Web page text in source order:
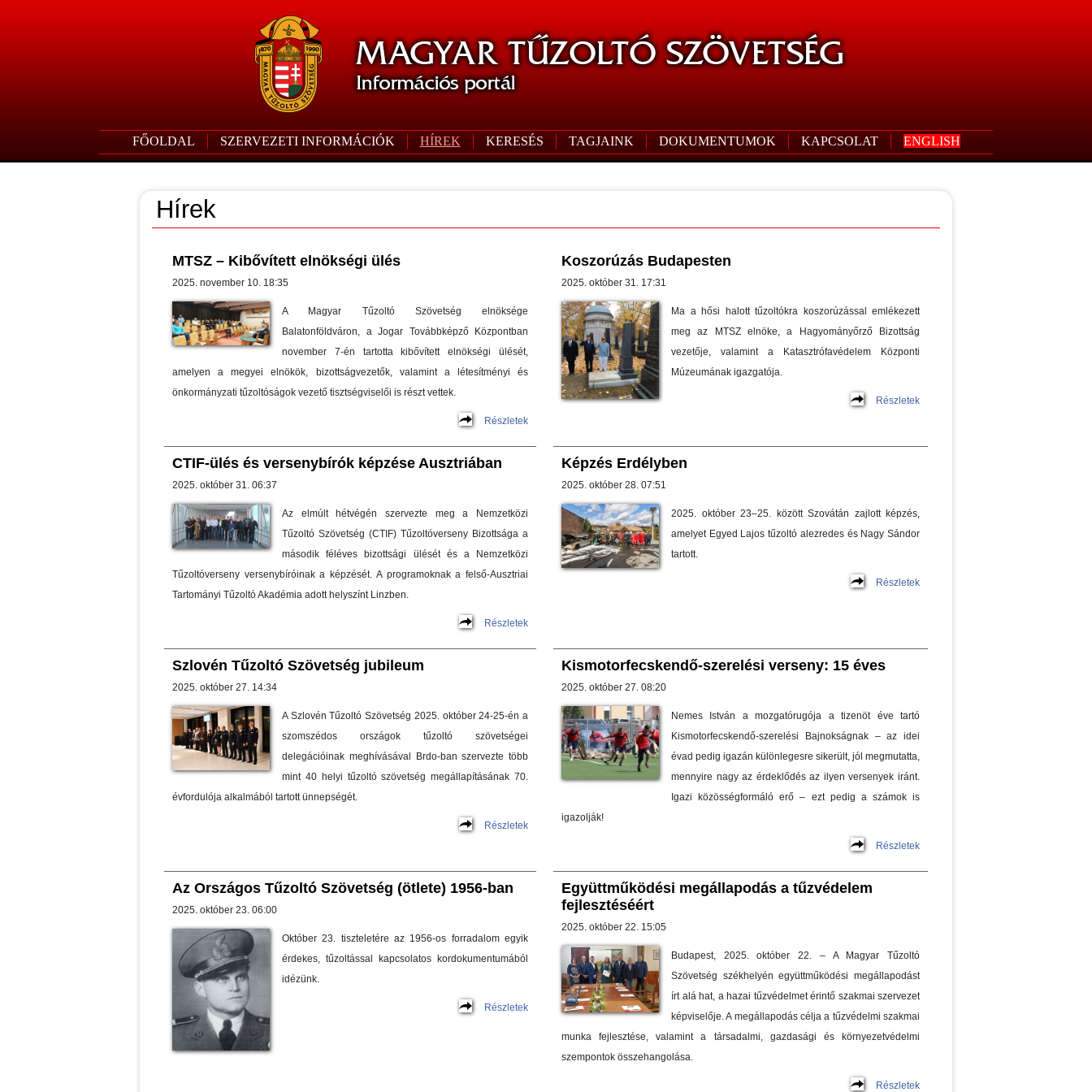
FŐOLDAL SZERVEZETI INFORMÁCIÓK HÍREK KERESÉS TAGJAINK DOKUMENTUMOK KAPCSOLAT ENGLISH
Hírek
MTSZ – Kibővített elnökségi ülés
2025. november 10. 18:35
A Magyar Tűzoltó Szövetség elnöksége
Balatonföldváron, a Jogar Továbbképző Központban
november 7-én tartotta kibővített elnökségi ülését,
amelyen a megyei elnökök, bizottságvezetők, valamint a létesítményi és
önkormányzati tűzoltóságok vezető tisztségviselői is részt vettek.
Részletek
Koszorúzás Budapesten
2025. október 31. 17:31
Ma a hősi halott tűzoltókra koszorúzással emlékezett
meg az MTSZ elnöke, a Hagyományőrző Bizottság
vezetője, valamint a Katasztrófavédelem Központi
Múzeumának igazgatója.
Részletek
CTIF-ülés és versenybírók képzése Ausztriában
2025. október 31. 06:37
Az elmúlt hétvégén szervezte meg a Nemzetközi
Tűzoltó Szövetség (CTIF) Tűzoltóverseny Bizottsága a
második féléves bizottsági ülését és a Nemzetközi
Tűzoltóverseny versenybíróinak a képzését. A programoknak a felső-Ausztriai
Tartományi Tűzoltó Akadémia adott helyszínt Linzben.
Részletek
Képzés Erdélyben
2025. október 28. 07:51
2025. október 23–25. között Szovátán zajlott képzés,
amelyet Egyed Lajos tűzoltó alezredes és Nagy Sándor
tartott.
Részletek
Szlovén Tűzoltó Szövetség jubileum
2025. október 27. 14:34
A Szlovén Tűzoltó Szövetség 2025. október 24-25-én a
szomszédos országok tűzoltó szövetségei
delegációinak meghívásával Brdo-ban szervezte több
mint 40 helyi tűzoltó szövetség megállapításának 70.
évfordulója alkalmából tartott ünnepségét.
Részletek
Kismotorfecskendő-szerelési verseny: 15 éves
2025. október 27. 08:20
Nemes István a mozgatórugója a tizenöt éve tartó
Kismotorfecskendő-szerelési Bajnokságnak – az idei
évad pedig igazán különlegesre sikerült, jól megmutatta,
mennyire nagy az érdeklődés az ilyen versenyek iránt.
Igazi közösségformáló erő – ezt pedig a számok is
igazolják!
Részletek
Az Országos Tűzoltó Szövetség (ötlete) 1956-ban
2025. október 23. 06:00
Október 23. tiszteletére az 1956-os forradalom egyik
érdekes, tűzoltással kapcsolatos kordokumentumából
idézünk.
Részletek
Együttműködési megállapodás a tűzvédelem
fejlesztéséért
2025. október 22. 15:05
Budapest, 2025. október 22. – A Magyar Tűzoltó
Szövetség székhelyén együttműködési megállapodást
írt alá hat, a hazai tűzvédelmet érintő szakmai szervezet
képviselője. A megállapodás célja a tűzvédelmi szakmai
munka fejlesztése, valamint a társadalmi, gazdasági és környezetvédelmi
szempontok összehangolása.
Részletek